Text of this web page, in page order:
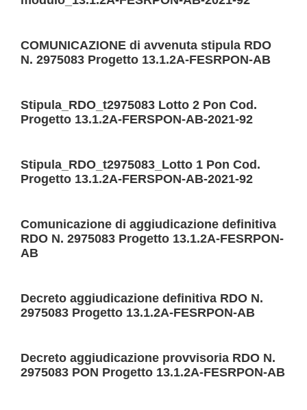
Personale scolastico
Percorsi di studio
Panoramica
Famiglie e studenti
Libri di testo
Pago Pa
Offerta formativa
scolastico
COMUNICAZIONE di avvenuta stipula RDO
N. 2975083 Progetto 13.1.2A-FESRPON-AB
Stipula_RDO_t2975083 Lotto 2 Pon Cod.
Progetto 13.1.2A-FERSPON-AB-2021-92
Stipula_RDO_t2975083_Lotto 1 Pon Cod.
Progetto 13.1.2A-FERSPON-AB-2021-92
Comunicazione di aggiudicazione definitiva
RDO N. 2975083 Progetto 13.1.2A-FESRPON-
AB
Decreto aggiudicazione definitiva RDO N.
2975083 Progetto 13.1.2A-FESRPON-AB
Decreto aggiudicazione provvisoria RDO N.
2975083 PON Progetto 13.1.2A-FESRPON-AB